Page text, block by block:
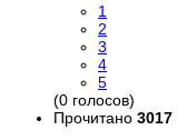
1
2
3
4
5
(0 голосов)
Прочитано 3017